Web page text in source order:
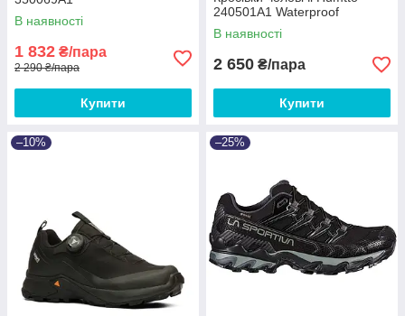
В наявності
1 832 ₴/пара
2 290 ₴/пара
Купити
240501A1 Waterproof
В наявності
2 650 ₴/пара
Купити
–10% –25%